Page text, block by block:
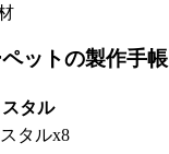
ットの製作手帳
タル
タルx8